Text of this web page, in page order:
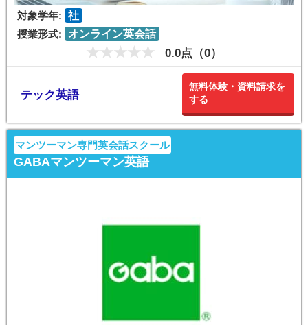
対象学年: 社
授業形式:
オンライン英会話
0.0点（0）
テック英語
無料体験・資料請求を
する
マンツーマン専門英会話スクール
GABAマンツーマン英語